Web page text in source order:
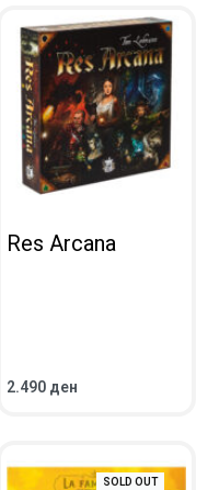
Res Arcana
2.490 ден
ВО КОШНИЧКА
SOLD OUT